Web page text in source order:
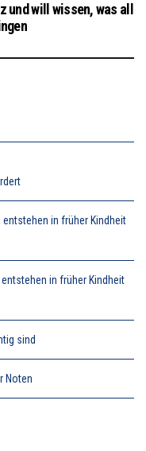
und will wissen, was all
in früher Kindheit
in früher Kindheit
sind
Noten